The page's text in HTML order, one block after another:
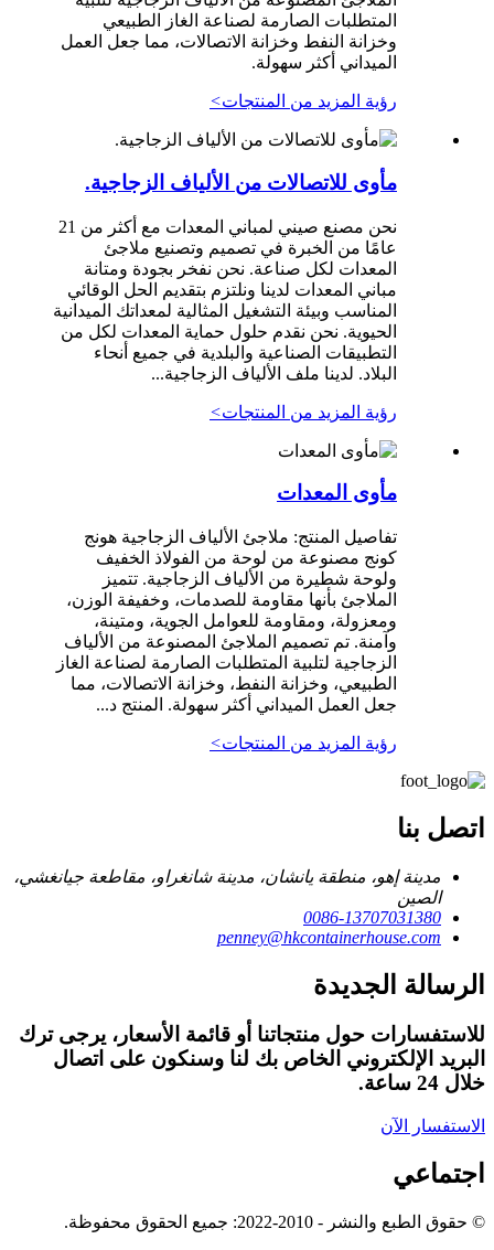
المتطلبات الصارمة لصناعة الغاز الطبيعي
وخزانة النفط وخزانة الاتصالات، مما جعل العمل
الميداني أكثر سهولة.
رؤية المزيد من المنتجات>
مأوى للاتصالات من الألياف الزجاجية.
نحن مصنع صيني لمباني المعدات مع أكثر من 21
عامًا من الخبرة في تصميم وتصنيع ملاجئ
المعدات لكل صناعة. نحن نفخر بجودة ومتانة
مباني المعدات لدينا ونلتزم بتقديم الحل الوقائي
المناسب وبيئة التشغيل المثالية لمعداتك الميدانية
الحيوية. نحن نقدم حلول حماية المعدات لكل من
التطبيقات الصناعية والبلدية في جميع أنحاء
البلاد. لدينا ملف الألياف الزجاجية...
رؤية المزيد من المنتجات>
مأوى المعدات
تفاصيل المنتج: ملاجئ الألياف الزجاجية هونج
كونج مصنوعة من لوحة من الفولاذ الخفيف
ولوحة شطيرة من الألياف الزجاجية. تتميز
الملاجئ بأنها مقاومة للصدمات، وخفيفة الوزن،
ومعزولة، ومقاومة للعوامل الجوية، ومتينة،
وآمنة. تم تصميم الملاجئ المصنوعة من الألياف
الزجاجية لتلبية المتطلبات الصارمة لصناعة الغاز
الطبيعي، وخزانة النفط، وخزانة الاتصالات، مما
جعل العمل الميداني أكثر سهولة. المنتج د...
رؤية المزيد من المنتجات>
اتصل بنا
مدينة إهو، منطقة يانشان، مدينة شانغراو، مقاطعة جيانغشي،
الصين
0086-13707031380
penney@hkcontainerhouse.com
الرسالة الجديدة
للاستفسارات حول منتجاتنا أو قائمة الأسعار، يرجى ترك
البريد الإلكتروني الخاص بك لنا وسنكون على اتصال
خلال 24 ساعة.
الاستفسار الآن
اجتماعي
© حقوق الطبع والنشر - 2010-2022: جميع الحقوق محفوظة.